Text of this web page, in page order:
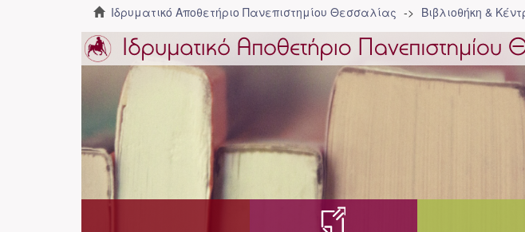
Ιδρυματικό Αποθετήριο Πανεπιστημίου Θεσσαλίας Βιβλιοθήκη &